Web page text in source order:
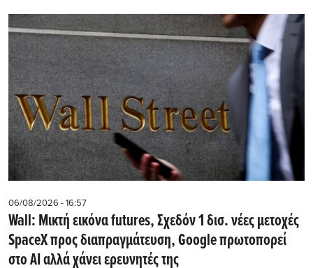
06/08/2026 - 16:57
Wall: Μικτή εικόνα futures, Σχεδόν 1 δισ. νέες μετοχές
SpaceX προς διαπραγμάτευση, Google πρωτοπορεί
στο AI αλλά χάνει ερευνητές της